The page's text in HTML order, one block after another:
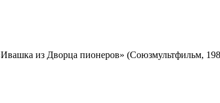
из Дворца пионеров» (Союзмультфильм,